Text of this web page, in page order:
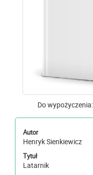
Do
Autor
Henryk Sienkiewicz
Tytuł
Latarnik